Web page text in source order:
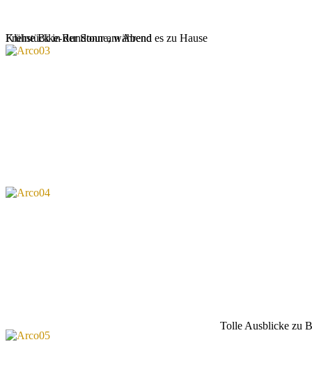
Kleine Bike-Rundtour am Abend
Frühstück in der Sonne, während es zu Hause
Tolle Ausblicke zu